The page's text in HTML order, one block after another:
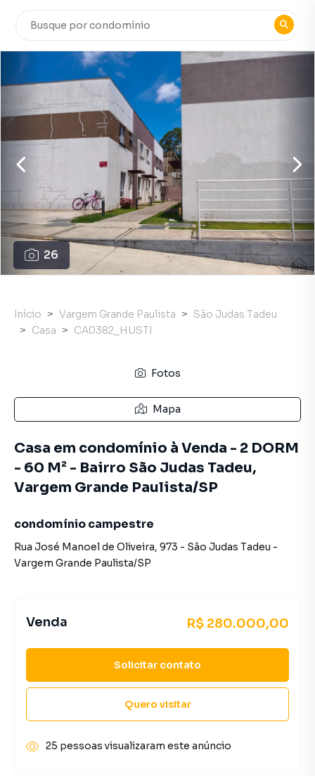
26
Início Vargem Grande Paulista
São Judas Tadeu
Casa
CA0382_HUSTI
Fotos
Mapa
Casa em condomínio à Venda - 2 DORM
- 60 M² - Bairro São Judas Tadeu,
Vargem Grande Paulista/SP
condomínio campestre
Rua José Manoel de Oliveira, 973 - São Judas Tadeu -
Vargem Grande Paulista/SP
Venda R$ 280.000,00
Solicitar contato
Quero visitar
25 pessoas visualizaram este anúncio